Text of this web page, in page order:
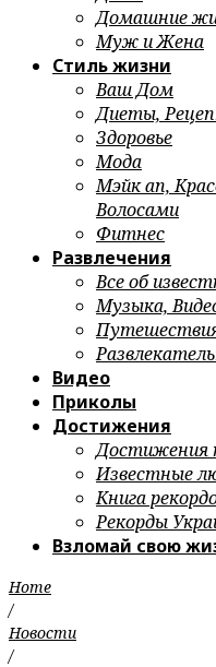
Домашние
Муж и Жена
Стиль жизни
Ваш Дом
Диеты,
Здоровье
Мода
Мэйк ап,
Волосами
Фитнес
Развлечения
Все об
Музыка,
Видео
Приколы
Достижения
Достижения
Известные
Книга
Рекорды
Взломай свою
Home
/
Новости
/